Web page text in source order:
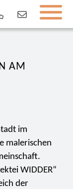
AM
im
malerischen
WIDDER“
der